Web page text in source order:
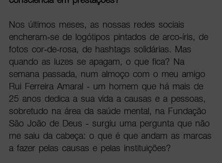
Nos últimos meses, as nossas redes sociais
encheram-se de logótipos pintados de arco-íris, de
fotos cor-de-rosa, de hashtags solidárias. Mas
quando as luzes se apagam, o que fica? Na
semana passada, num almoço com o meu amigo
Rui Ferreira Amaral - um homem que há mais de
25 anos dedica a sua vida a causas e a pessoas,
sobretudo na área da saúde mental, na Fundação
São João de Deus - surgiu uma pergunta que não
me saiu da cabeça: o que é que andam as marcas
a fazer pelas causas e pelas instituições?